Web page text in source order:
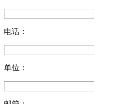
电话：
单位：